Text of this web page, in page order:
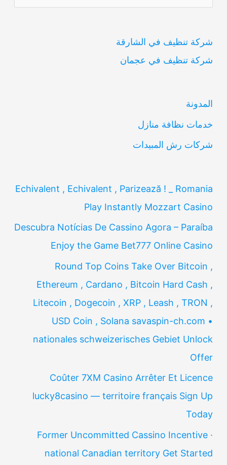
ل
ح
ث
ن
شركة تنظيف في الشارقة
شركة تنظيف في عجمان
المدونة
خدمات نظافة منازل
شركات رش المبيدات
Echivalent , Echivalent , Parizează ! _ Romania
Play Instantly Mozzart Casino
Descubra Notícias De Cassino Agora – Paraíba
Enjoy the Game Bet777 Online Casino
Round Top Coins Take Over Bitcoin ,
Ethereum , Cardano , Bitcoin Hard Cash ,
Litecoin , Dogecoin , XRP , Leash , TRON ,
USD Coin , Solana savaspin-ch.com •
nationales schweizerisches Gebiet Unlock
Offer
Coûter 7XM Casino Arrêter Et Licence
lucky8casino — territoire français Sign Up
Today
Former Uncommitted Cassino Incentive ·
national Canadian territory Get Started